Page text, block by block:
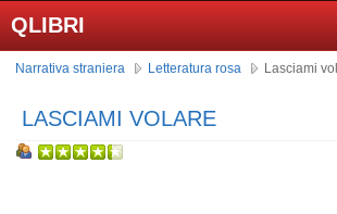
QLIBRI
Narrativa straniera Letteratura rosa Lasciami
LASCIAMI VOLARE